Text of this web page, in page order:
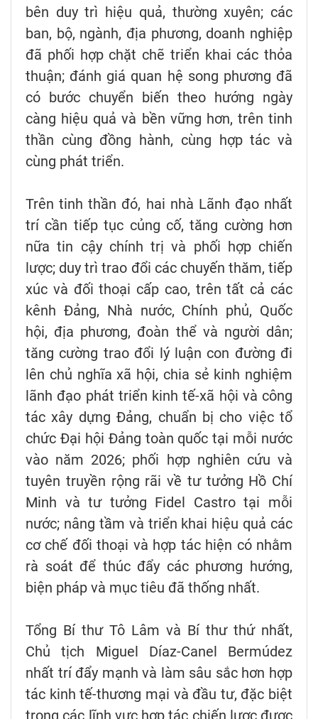
bên duy trì hiệu quả, thường xuyên; các
ban, bộ, ngành, địa phương, doanh nghiệp
đã phối hợp chặt chẽ triển khai các thỏa
thuận; đánh giá quan hệ song phương đã
có bước chuyển biến theo hướng ngày
càng hiệu quả và bền vững hơn, trên tinh
thần cùng đồng hành, cùng hợp tác và
cùng phát triển.
Trên tinh thần đó, hai nhà Lãnh đạo nhất
trí cần tiếp tục củng cố, tăng cường hơn
nữa tin cậy chính trị và phối hợp chiến
lược; duy trì trao đổi các chuyến thăm, tiếp
xúc và đối thoại cấp cao, trên tất cả các
kênh Đảng, Nhà nước, Chính phủ, Quốc
hội, địa phương, đoàn thể và người dân;
tăng cường trao đổi lý luận con đường đi
lên chủ nghĩa xã hội, chia sẻ kinh nghiệm
lãnh đạo phát triển kinh tế-xã hội và công
tác xây dựng Đảng, chuẩn bị cho việc tổ
chức Đại hội Đảng toàn quốc tại mỗi nước
vào năm 2026; phối hợp nghiên cứu và
tuyên truyền rộng rãi về tư tưởng Hồ Chí
Minh và tư tưởng Fidel Castro tại mỗi
nước; nâng tầm và triển khai hiệu quả các
cơ chế đối thoại và hợp tác hiện có nhằm
rà soát để thúc đẩy các phương hướng,
biện pháp và mục tiêu đã thống nhất.
Tổng Bí thư Tô Lâm và Bí thư thứ nhất,
Chủ tịch Miguel Díaz-Canel Bermúdez
nhất trí đẩy mạnh và làm sâu sắc hơn hợp
tác kinh tế-thương mại và đầu tư, đặc biệt
trong các lĩnh vực hợp tác chiến lược được